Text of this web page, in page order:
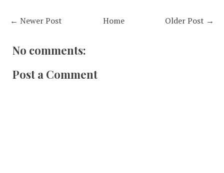
← Newer Post Older Post →
Home
No comments:
Post a Comment